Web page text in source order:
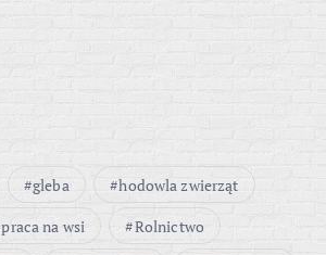
gleba
hodowla zwierząt
praca na wsi
Rolnictwo